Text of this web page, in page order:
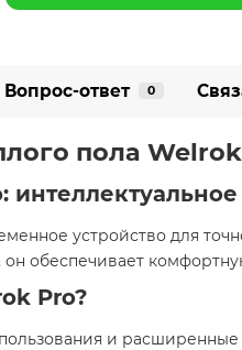
Вопрос-ответ 0
пола
устройство для
обеспечивает
Pro?
и